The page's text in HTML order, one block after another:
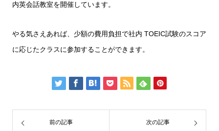
内英会話教室を開催しています。
やる気さえあれば、少額の費用負担で社内 TOEIC試験のスコア
に応じたクラスに参加することができます。
前の記事 次の記事